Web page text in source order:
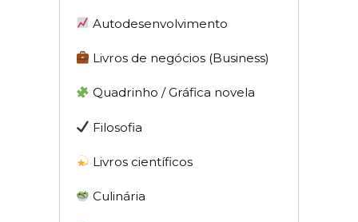
Autodesenvolvimento
Livros de negócios (Business)
Quadrinho / Gráfica novela
Filosofia
Livros científicos
Culinária